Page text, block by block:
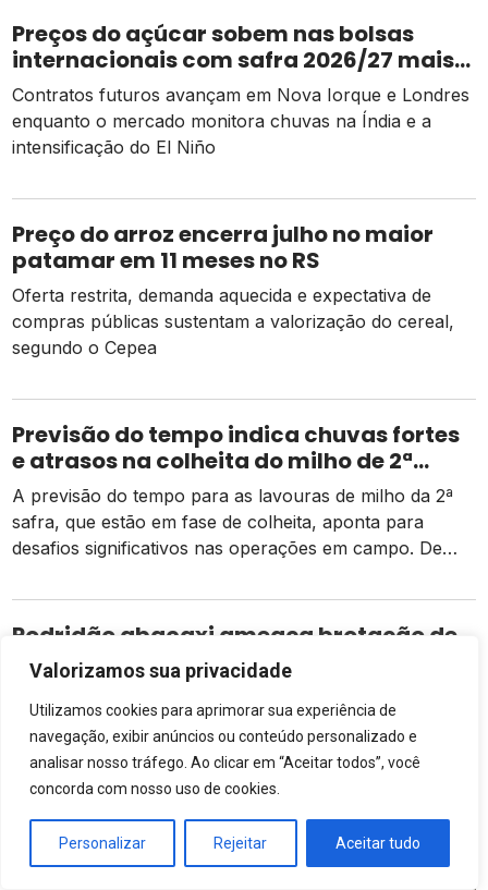
Valorizamos sua privacidade
Utilizamos cookies para aprimorar sua experiência de
navegação, exibir anúncios ou conteúdo personalizado e
analisar nosso tráfego. Ao clicar em “Aceitar todos”, você
concorda com nosso uso de cookies.
Personalizar Rejeitar Aceitar tudo
Preços do açúcar sobem nas bolsas
internacionais com safra 2026/27 mais
apertada
Contratos futuros avançam em Nova Iorque e Londres
enquanto o mercado monitora chuvas na Índia e a
intensificação do El Niño
Preço do arroz encerra julho no maior
patamar em 11 meses no RS
Oferta restrita, demanda aquecida e expectativa de
compras públicas sustentam a valorização do cereal,
segundo o Cepea
Previsão do tempo indica chuvas fortes
e atrasos na colheita do milho de 2ª
safra
A previsão do tempo para as lavouras de milho da 2ª
safra, que estão em fase de colheita, aponta para
desafios significativos nas operações em campo. De
em relação ao mesmo período do ano passado, mas as
atividades estão ocorrendo de forma normal em
Podridão abacaxi ameaça brotação de
canaviais recém-plantados
agosto, reduz o perfilhamento e pode afetar a
produtividade da cana por vários cortes seguidos;
prevenção começa na escolha das mudas